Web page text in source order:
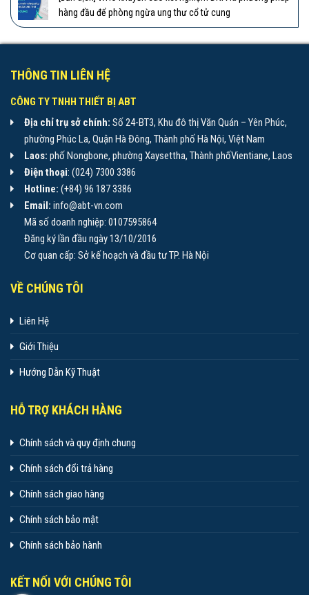
hàng đầu để phòng ngừa ung thư cổ tử cung
THÔNG TIN LIÊN HỆ
CÔNG TY TNHH THIẾT BỊ ABT
Địa chỉ trụ sở chính: Số 24-BT3, Khu đô thị Văn Quán – Yên Phúc,
phường Phúc La, Quận Hà Đông, Thành phố Hà Nội, Việt Nam
Laos: phố Nongbone, phường Xaysettha, Thành phốVientiane, Laos
Điện thoại: (024) 7300 3386
Hotline: (+84) 96 187 3386
Email: info@abt-vn.com
Mã số doanh nghiệp: 0107595864
Đăng ký lần đầu ngày 13/10/2016
Cơ quan cấp: Sở kế hoạch và đầu tư TP. Hà Nội
VỀ CHÚNG TÔI
Liên Hệ
Giới Thiệu
Hướng Dẫn Kỹ Thuật
HỖ TRỢ KHÁCH HÀNG
Chính sách và quy định chung
Chính sách đổi trả hàng
Chính sách giao hàng
Chính sách bảo mật
Chính sách bảo hành
KẾT NỐI VỚI CHÚNG TÔI